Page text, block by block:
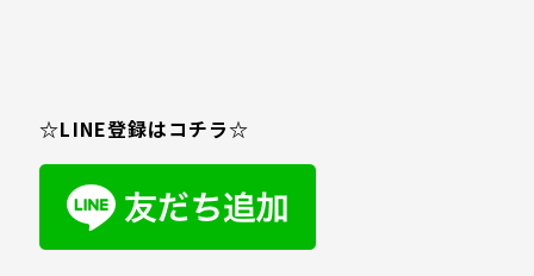
☆LINE登録はコチラ☆